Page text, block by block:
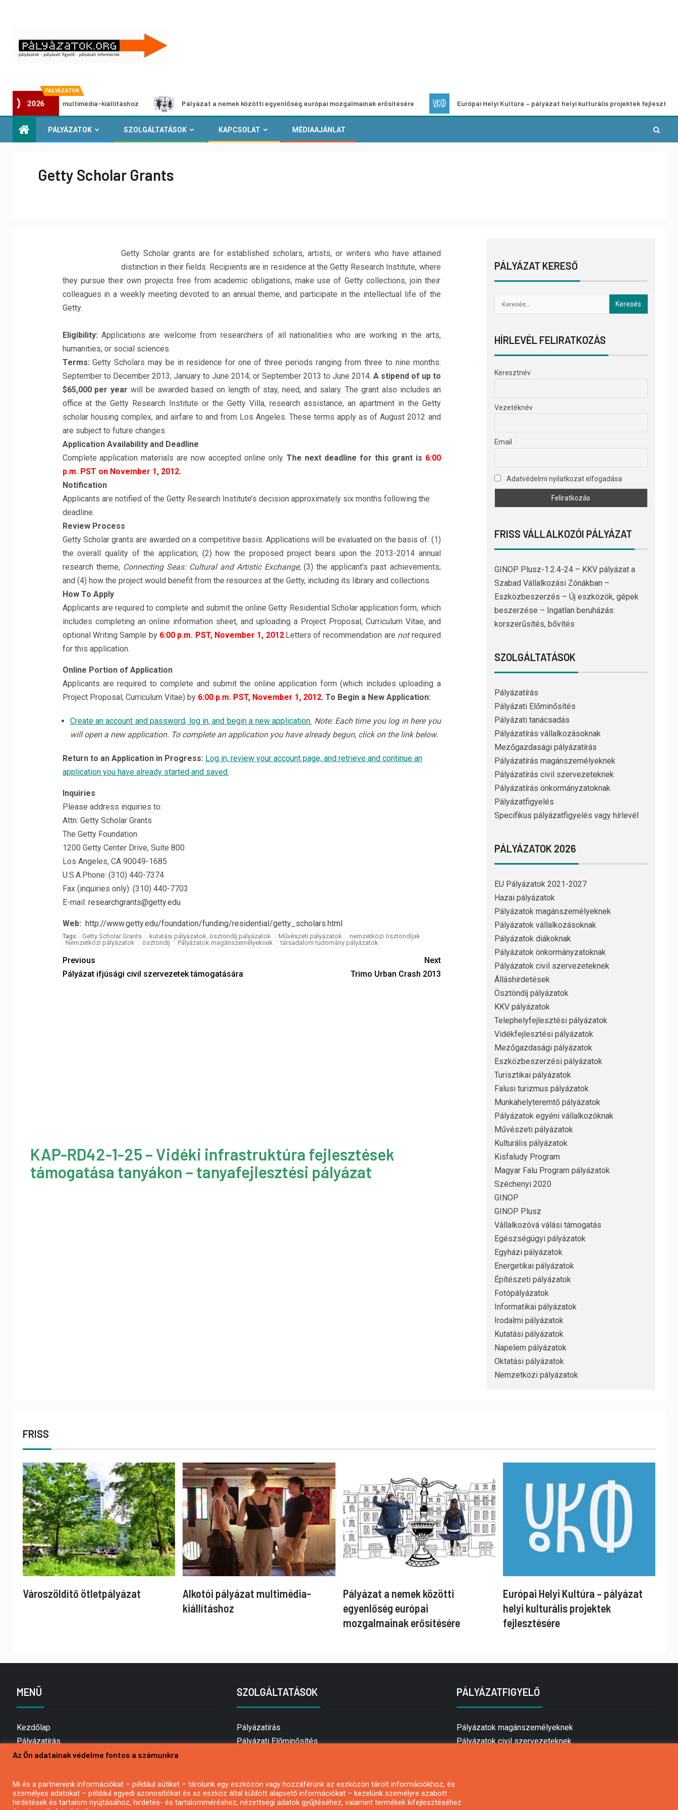
PÁLYÁZATOK
2026
multimédia-kiállításhoz Pályázat a nemek közötti egyenlőség európai mozgalmainak erősítésére Európai Helyi Kultúra – pályázat helyi kulturális projektek fejlesztésére
PÁLYÁZATOK SZOLGÁLTATÁSOK KAPCSOLAT MÉDIAAJÁNLAT
Getty Scholar Grants
Getty Scholar grants are for established scholars, artists, or writers who have attained
distinction in their fields. Recipients are in residence at the Getty Research Institute, where
they pursue their own projects free from academic obligations, make use of Getty collections, join their
colleagues in a weekly meeting devoted to an annual theme, and participate in the intellectual life of the
Getty.
Eligibility: Applications are welcome from researchers of all nationalities who are working in the arts,
humanities, or social sciences.
Terms:Getty Scholars may be in residence for one of three periods ranging from three to nine months:
September to December 2013; January to June 2014; or September 2013 to June 2014. A stipend of up to
$65,000 per year will be awarded based on length of stay, need, and salary. The grant also includes an
office at the Getty Research Institute or the Getty Villa, research assistance, an apartment in the Getty
scholar housing complex, and airfare to and from Los Angeles. These terms apply as of August 2012 and
are subject to future changes.
Application Availability and Deadline
Complete application materials are now accepted online only.The next deadline for this grant is 6:00
p.m. PST on November 1, 2012.
Notification
Applicants are notified of the Getty Research Institute’s decision approximately six months following the
deadline.
Review Process
Getty Scholar grants are awarded on a competitive basis. Applications will be evaluated on the basis of: (1)
the overall quality of the application; (2) how the proposed project bears upon the 2013-2014 annual
research theme, Connecting Seas: Cultural and Artistic Exchange; (3) the applicant’s past achievements;
and (4) how the project would benefit from the resources at the Getty, including its library and collections.
How To Apply
Applicants are required to complete and submit the online Getty Residential Scholar application form, which
includes completing an online information sheet, and uploading a Project Proposal, Curriculum Vitae, and
optional Writing Sample by 6:00 p.m. PST, November 1, 2012.Letters of recommendation are notrequired
for this application.
Online Portion of Application
Applicants are required to complete and submit the online application form (which includes uploading a
Project Proposal; Curriculum Vitae) by6:00 p.m. PST, November 1, 2012. To Begin a New Application:
Create an account and password, log in, and begin a new application. Note: Each time you log in here you
will open a new application. To complete an application you have already begun, click on the link below.
Return to an Application in Progress: Log in, review your account page, and retrieve and continue an
application you have already started and saved.
Inquiries
Please address inquiries to:
Attn: Getty Scholar Grants
The Getty Foundation
1200 Getty Center Drive, Suite 800
Los Angeles, CA 90049-1685
U.S.A.Phone: (310) 440-7374
Fax (inquiries only): (310) 440-7703
E-mail: researchgrants@getty.edu
Web: http://www.getty.edu/foundation/funding/residential/getty_scholars.html
Tags: Getty Scholar Grants kutatási pályázatok. ösztöndíj pályázatok Művészeti pályázatok
nemzetközi ösztöndíjak
Nemzetközi pályázatok
ösztöndíj Pályázatok magánszemélyeknek társadalom tudomány pályázatok
Previous
Pályázat ifjúsági civil szervezetek támogatására
Next
Trimo Urban Crash 2013
KAP-RD42-1-25 – Vidéki infrastruktúra fejlesztések
támogatása tanyákon – tanyafejlesztési pályázat
PÁLYÁZAT KERESŐ
HÍRLEVÉL FELIRATKOZÁS
Keresztnév
Vezetéknév
Email
Adatvédelmi nyilatkozat elfogadása
FRISS VÁLLALKOZÓI PÁLYÁZAT
GINOP Plusz-1.2.4-24 – KKV pályázat a
Szabad Vállalkozási Zónákban –
Eszközbeszerzés – Új eszközök, gépek
beszerzése – Ingatlan beruházás:
korszerűsítés, bővítés
SZOLGÁLTATÁSOK
Pályázatírás
Pályázati Előminősítés
Pályázati tanácsadás
Pályázatírás vállalkozásoknak
Mezőgazdasági pályázatírás
Pályázatírás magánszemélyeknek
Pályázatírás civil szervezeteknek
Pályázatírás önkormányzatoknak
Pályázatfigyelés
Specifikus pályázatfigyelés vagy hírlevél
PÁLYÁZATOK 2026
EU Pályázatok 2021-2027
Hazai pályázatok
Pályázatok magánszemélyeknek
Pályázatok vállalkozásoknak
Pályázatok diákoknak
Pályázatok önkormányzatoknak
Pályázatok civil szervezeteknek
Álláshirdetések
Ösztöndíj pályázatok
KKV pályázatok
Telephelyfejlesztési pályázatok
Vidékfejlesztési pályázatok
Mezőgazdasági pályázatok
Eszközbeszerzési pályázatok
Turisztikai pályázatok
Falusi turizmus pályázatok
Munkahelyteremtő pályázatok
Pályázatok egyéni vállalkozóknak
Művészeti pályázatok
Kulturális pályázatok
Kisfaludy Program
Magyar Falu Program pályázatok
Széchenyi 2020
GINOP
GINOP Plusz
Vállalkozóvá válási támogatás
Egészségügyi pályázatok
Egyházi pályázatok
Energetikai pályázatok
Építészeti pályázatok
Fotópályázatok
Informatikai pályázatok
Irodalmi pályázatok
Kutatási pályázatok
Napelem pályázatok
Oktatási pályázatok
Nemzetközi pályázatok
FRISS
Városzöldítő ötletpályázat
Alkotói pályázat multimédia-
kiállításhoz
Pályázat a nemek közötti
egyenlőség európai
mozgalmainak erősítésére
Európai Helyi Kultúra – pályázat
helyi kulturális projektek
fejlesztésére
MENÜ
Kezdőlap
Pályázatírás
Bemutatkozás
Hírlevél feliratkozás
Impresszum
SZOLGÁLTATÁSOK
Pályázatírás
Pályázati Előminősítés
Mezőgazdasági pályázatírás
Pályázatírás magánszemélyeknek
PÁLYÁZATFIGYELŐ
Pályázatok magánszemélyeknek
Pályázatok civil szervezeteknek
Az Ön adatainak védelme fontos a számunkra
Mi és a partnereink információkat – például sütiket – tárolunk egy eszközön vagy hozzáférünk az eszközön tárolt információkhoz, és
személyes adatokat – például egyedi azonosítókat és az eszköz által küldött alapvető információkat – kezelünk személyre szabott
hirdetések és tartalom nyújtásához, hirdetés- és tartalomméréshez, nézettségi adatok gyűjtéséhez, valamint termékek kifejlesztéséhez